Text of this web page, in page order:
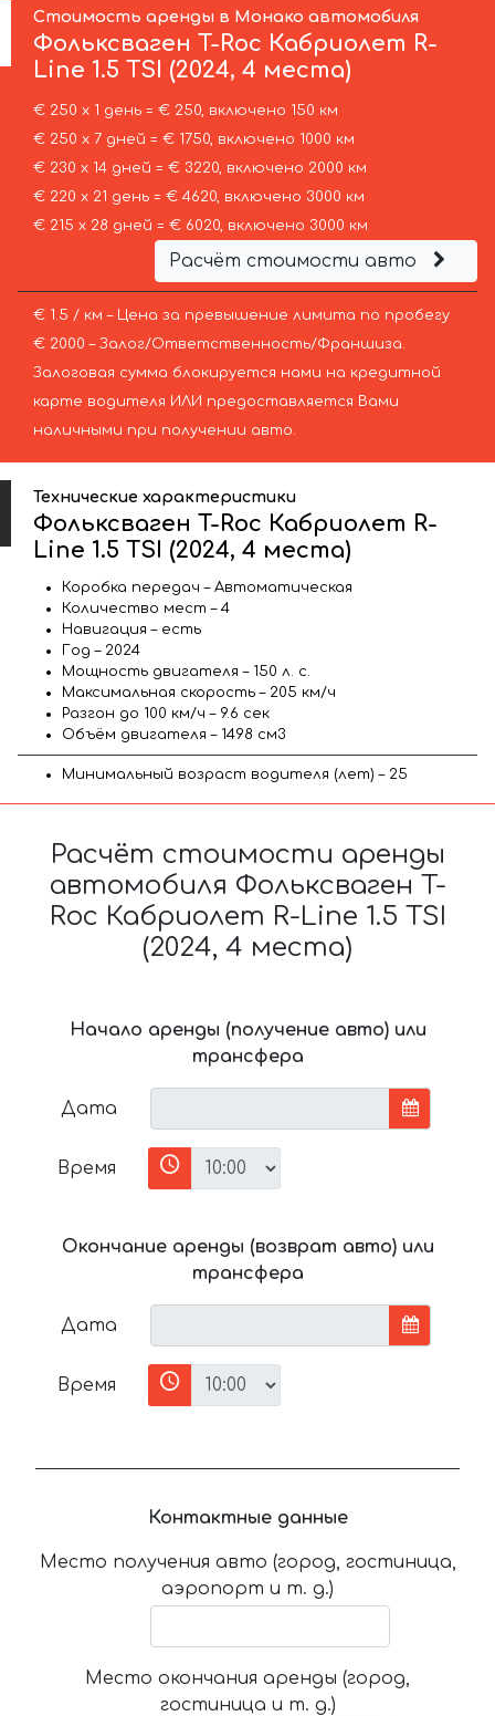
Стоимость аренды в Монако автомобиля
Фольксваген T-Roc Кабриолет R-
Line 1.5 TSI (2024, 4 места)
€ 250 х 1 день = € 250, включено 150 км
€ 250 х 7 дней = € 1750, включено 1000 км
€ 230 х 14 дней = € 3220, включено 2000 км
€ 220 х 21 день = € 4620, включено 3000 км
€ 215 х 28 дней = € 6020, включено 3000 км
Расчёт стоимости авто
€ 1.5 / км – Цена за превышение лимита по пробегу
€ 2000 – Залог/Ответственность/Франшиза.
Залоговая сумма блокируется нами на кредитной
карте водителя ИЛИ предоставляется Вами
наличными при получении авто.
Технические характеристики
Фольксваген T-Roc Кабриолет R-
Line 1.5 TSI (2024, 4 места)
Коробка передач – Автоматическая
Количество мест – 4
Навигация – есть
Год – 2024
Мощность двигателя – 150 л. с.
Максимальная скорость – 205 км/ч
Разгон до 100 км/ч – 9.6 сек
Объём двигателя – 1498 см3
Минимальный возраст водителя (лет) – 25
Расчёт стоимости аренды
автомобиля Фольксваген T-
Roc Кабриолет R-Line 1.5 TSI
(2024, 4 места)
Начало аренды (получение авто) или
трансфера
Дата
Время
Окончание аренды (возврат авто) или
трансфера
Дата
Время
Контактные данные
Место получения авто (город, гостиница,
аэропорт и т. д.)
Место окончания аренды (город,
гостиница и т. д.)